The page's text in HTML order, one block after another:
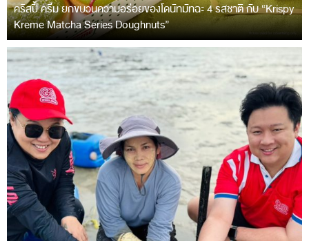
คริสปี้ ครีม ยกขบวนความอร่อยของโดนัทมัทฉะ 4 รสชาติ กับ “Krispy
Kreme Matcha Series Doughnuts”